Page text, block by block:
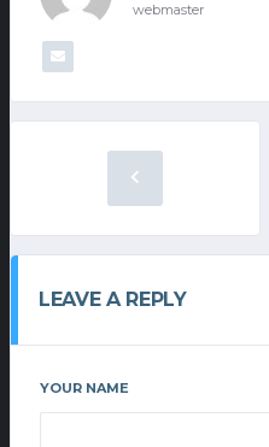
webmaster
LEAVE A REPLY
YOUR NAME